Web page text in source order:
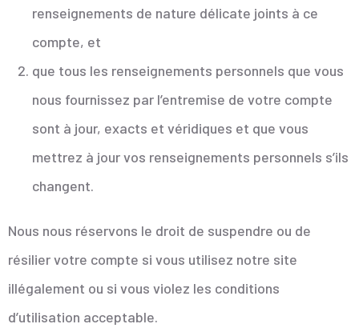
renseignements de nature délicate joints à ce
compte, et
que tous les renseignements personnels que vous
nous fournissez par l’entremise de votre compte
sont à jour, exacts et véridiques et que vous
mettrez à jour vos renseignements personnels s’ils
changent.
Nous nous réservons le droit de suspendre ou de
résilier votre compte si vous utilisez notre site
illégalement ou si vous violez les conditions
d’utilisation acceptable.